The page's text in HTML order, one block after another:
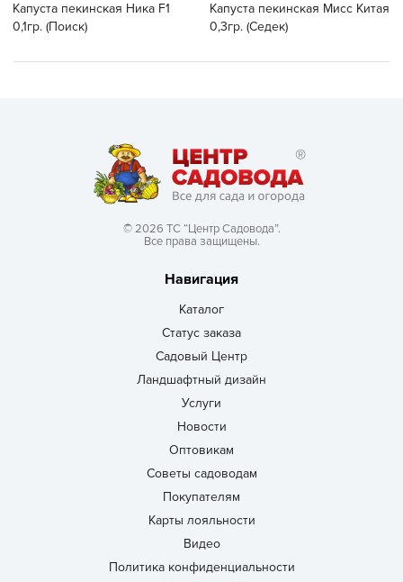
Капуста пекинская Ника F1
0,1гр. (Поиск)
Капуста пекинская Мисс Китая
0,3гр. (Седек)
© 2026 ТС “Центр Садовода”.
Все права защищены.
Навигация
Каталог
Статус заказа
Садовый Центр
Ландшафтный дизайн
Услуги
Новости
Оптовикам
Советы садоводам
Покупателям
Карты лояльности
Видео
Политика конфиденциальности